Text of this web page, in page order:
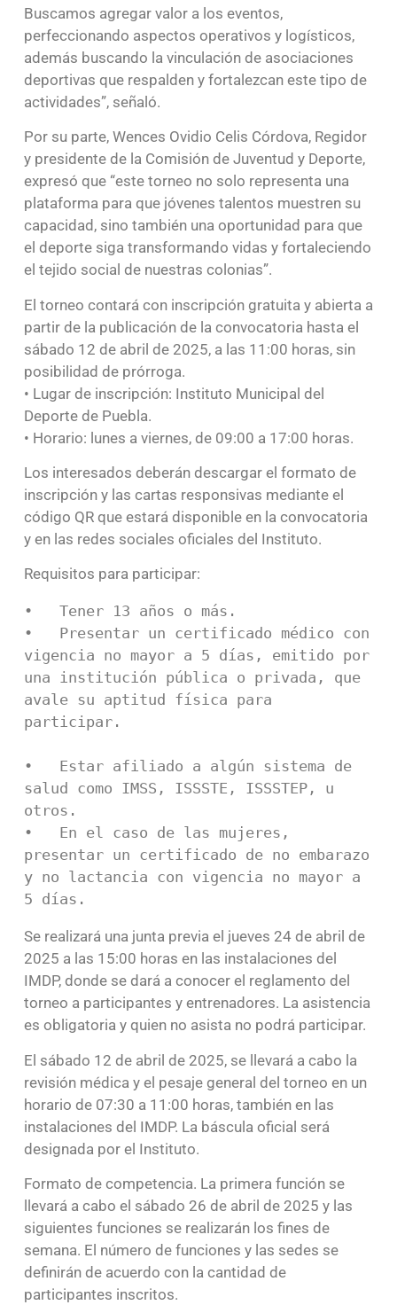
Buscamos agregar valor a los eventos,
perfeccionando aspectos operativos y logísticos,
además buscando la vinculación de asociaciones
deportivas que respalden y fortalezcan este tipo de
actividades”, señaló.
Por su parte, Wences Ovidio Celis Córdova, Regidor
y presidente de la Comisión de Juventud y Deporte,
expresó que “este torneo no solo representa una
plataforma para que jóvenes talentos muestren su
capacidad, sino también una oportunidad para que
el deporte siga transformando vidas y fortaleciendo
el tejido social de nuestras colonias”.
El torneo contará con inscripción gratuita y abierta a
partir de la publicación de la convocatoria hasta el
sábado 12 de abril de 2025, a las 11:00 horas, sin
posibilidad de prórroga.
• Lugar de inscripción: Instituto Municipal del
Deporte de Puebla.
• Horario: lunes a viernes, de 09:00 a 17:00 horas.
Los interesados deberán descargar el formato de
inscripción y las cartas responsivas mediante el
código QR que estará disponible en la convocatoria
y en las redes sociales oficiales del Instituto.
Requisitos para participar:
•   Tener 13 años o más.
•   Presentar un certificado médico con
vigencia no mayor a 5 días, emitido por
una institución pública o privada, que
avale su aptitud física para
participar.
•   Estar afiliado a algún sistema de
salud como IMSS, ISSSTE, ISSSTEP, u
otros.
•   En el caso de las mujeres,
presentar un certificado de no embarazo
y no lactancia con vigencia no mayor a
5 días.
Se realizará una junta previa el jueves 24 de abril de
2025 a las 15:00 horas en las instalaciones del
IMDP, donde se dará a conocer el reglamento del
torneo a participantes y entrenadores. La asistencia
es obligatoria y quien no asista no podrá participar.
El sábado 12 de abril de 2025, se llevará a cabo la
revisión médica y el pesaje general del torneo en un
horario de 07:30 a 11:00 horas, también en las
instalaciones del IMDP. La báscula oficial será
designada por el Instituto.
Formato de competencia. La primera función se
llevará a cabo el sábado 26 de abril de 2025 y las
siguientes funciones se realizarán los fines de
semana. El número de funciones y las sedes se
definirán de acuerdo con la cantidad de
participantes inscritos.